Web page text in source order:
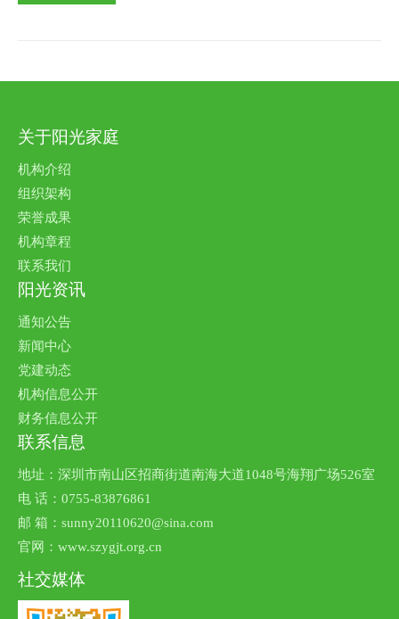
关于阳光家庭
机构介绍
组织架构
荣誉成果
机构章程
联系我们
阳光资讯
通知公告
新闻中心
党建动态
机构信息公开
财务信息公开
联系信息
地址：深圳市南山区招商街道南海大道1048号海翔广场526室
电 话：0755-83876861
邮 箱：sunny20110620@sina.com
官网：www.szygjt.org.cn
社交媒体